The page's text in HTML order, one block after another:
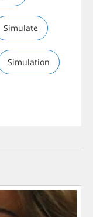
Simulate
Simulation